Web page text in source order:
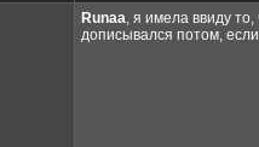
Runaa, я имела ввиду
дописывался потом,